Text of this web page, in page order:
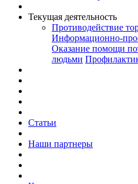
Текущая деятельность
Противодействие
Информационно-
Оказание помощи
людьми
Статьи
Наши партнеры